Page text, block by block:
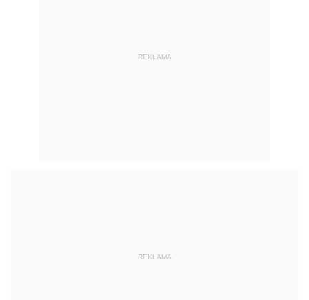
REKLAMA
REKLAMA